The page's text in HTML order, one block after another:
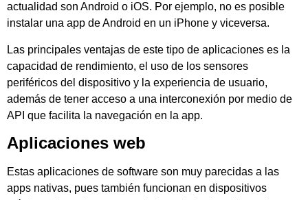
actualidad son Android o iOS. Por ejemplo, no es posible
instalar una app de Android en un iPhone y viceversa.
Las principales ventajas de este tipo de aplicaciones es la
capacidad de rendimiento, el uso de los sensores
periféricos del dispositivo y la experiencia de usuario,
además de tener acceso a una interconexión por medio de
API que facilita la navegación en la app.
Aplicaciones web
Estas aplicaciones de software son muy parecidas a las
apps nativas, pues también funcionan en dispositivos